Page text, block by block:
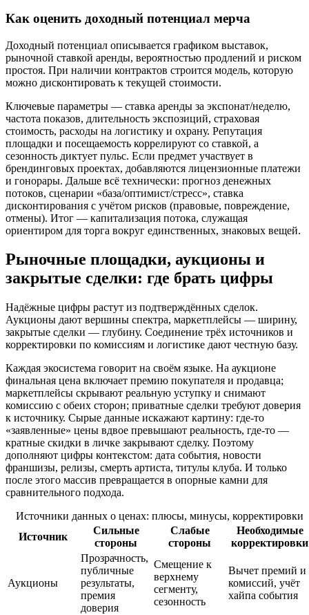
Как оценить доходный потенциал мерча
Доходный потенциал описывается графиком выставок,
рыночной ставкой аренды, вероятностью продлений и риском
простоя. При наличии контрактов строится модель, которую
можно дисконтировать к текущей стоимости.
Ключевые параметры — ставка аренды за экспонат/неделю,
частота показов, длительность экспозиций, страховая
стоимость, расходы на логистику и охрану. Репутация
площадки и посещаемость коррелируют со ставкой, а
сезонность диктует пульс. Если предмет участвует в
брендинговых проектах, добавляются лицензионные платежи
и гонорары. Дальше всё технически: прогноз денежных
потоков, сценарии «база/оптимист/стресс», ставка
дисконтирования с учётом рисков (правовые, повреждение,
отмены). Итог — капитализация потока, служащая
ориентиром для торга вокруг единственных, знаковых вещей.
Рыночные площадки, аукционы и
закрытые сделки: где брать цифры
Надёжные цифры растут из подтверждённых сделок.
Аукционы дают вершины спектра, маркетплейсы — ширину,
закрытые сделки — глубину. Соединение трёх источников и
корректировки по комиссиям и логистике дают честную базу.
Каждая экосистема говорит на своём языке. На аукционе
финальная цена включает премию покупателя и продавца;
маркетплейсы скрывают реальную уступку и снимают
комиссию с обеих сторон; приватные сделки требуют доверия
к источнику. Сырые данные искажают картину: где-то
«заявленные» цены вдвое превышают реальность, где-то —
кратные скидки в личке закрывают сделку. Поэтому
дополняют цифры контекстом: дата события, новости
франшизы, релизы, смерть артиста, титулы клуба. И только
после этого массив превращается в опорные камни для
сравнительного подхода.
Источники данных о ценах: плюсы, минусы, корректировки
Источник
Сильные
стороны
Слабые
стороны
Необходимые
корректировки
Аукционы
Прозрачность,
публичные
результаты,
премия
доверия
Смещение к
верхнему
сегменту,
сезонность
Вычет премий и
комиссий, учёт
хайпа события